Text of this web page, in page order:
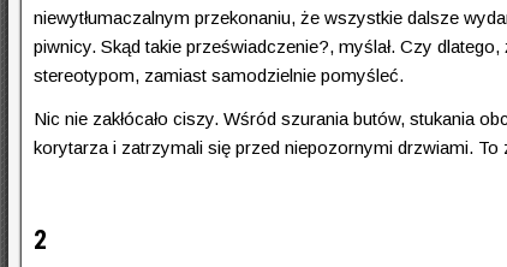
niewytłumaczalnym przekonaniu, że wszystkie dalsze
piwnicy. Skąd takie przeświadczenie?, myślał. Czy
stereotypom, zamiast samodzielnie pomyśleć.
Nic nie zakłócało ciszy. Wśród szurania butów, stukania
korytarza i zatrzymali się przed niepozornymi drzwiami. To
2